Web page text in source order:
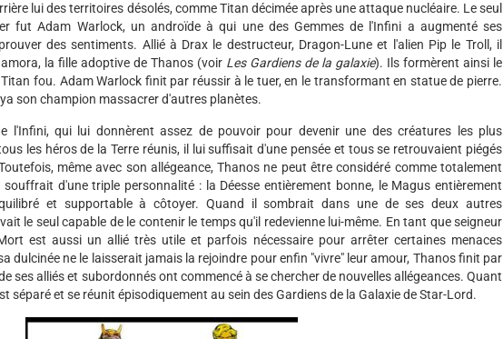
lui des territoires désolés, comme Titan décimée après une attaque nucléaire. Le seul
fut Adam Warlock, un androïde à qui une des Gemmes de l'Infini a augmenté ses
des sentiments. Allié à Drax le destructeur, Dragon-Lune et l'alien Pip le Troll, il
la fille adoptive de Thanos (voir Les Gardiens de la galaxie). Ils formèrent ainsi le
fou. Adam Warlock finit par réussir à le tuer, en le transformant en statue de pierre.
son champion massacrer d'autres planètes.
l'Infini, qui lui donnèrent assez de pouvoir pour devenir une des créatures les plus
les héros de la Terre réunis, il lui suffisait d'une pensée et tous se retrouvaient piégés
même avec son allégeance, Thanos ne peut être considéré comme totalement
d'une triple personnalité : la Déesse entièrement bonne, le Magus entièrement
et supportable à côtoyer. Quand il sombrait dans une de ses deux autres
le seul capable de le contenir le temps qu'il redevienne lui-même. En tant que seigneur
est aussi un allié très utile et parfois nécessaire pour arrêter certaines menaces
dulcinée ne le laisserait jamais la rejoindre pour enfin "vivre" leur amour, Thanos finit par
ses alliés et subordonnés ont commencé à se chercher de nouvelles allégeances. Quant
séparé et se réunit épisodiquement au sein des Gardiens de la Galaxie de Star-Lord.